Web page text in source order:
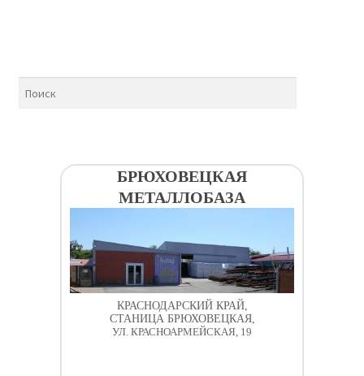
БРЮХОВЕЦКАЯ
МЕТАЛЛОБАЗА
КРАСНОДАРСКИЙ КРАЙ,
СТАНИЦА БРЮХОВЕЦКАЯ,
УЛ. КРАСНОАРМЕЙСКАЯ, 19